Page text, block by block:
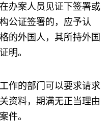
办案人员见证下签署或
公证签署的，应予认
的外国人，其所持外国
明。
工作的部门可以要求请求
资料，期满无正当理由
件。